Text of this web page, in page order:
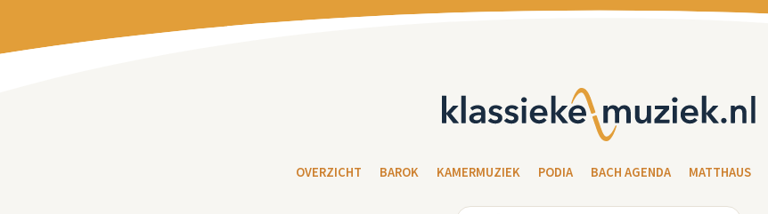
OVERZICHT BAROK KAMERMUZIEK PODIA BACH AGENDA MATTHAUS